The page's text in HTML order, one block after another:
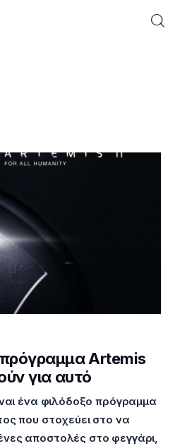
πρόγραμμα Artemis
για αυτό
ένα φιλόδοξο πρόγραμμα
που στοχεύει στο να
αποστολές στο φεγγάρι,